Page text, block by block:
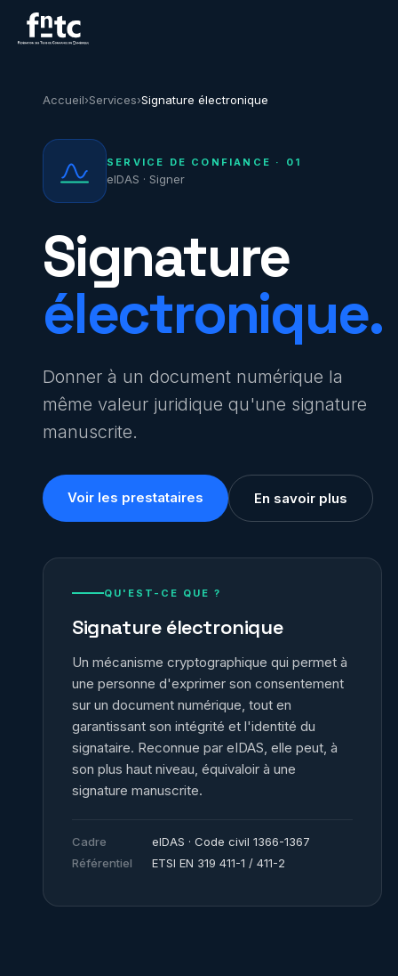
Accueil›Services›Signature électronique
SERVICE DE CONFIANCE · 01
eIDAS · Signer
Signature
électronique.
Donner à un document numérique la
même valeur juridique qu'une signature
manuscrite.
Voir les prestataires En savoir plus
QU'EST-CE QUE ?
Signature électronique
Un mécanisme cryptographique qui permet à
une personne d'exprimer son consentement
sur un document numérique, tout en
garantissant son intégrité et l'identité du
signataire. Reconnue par eIDAS, elle peut, à
son plus haut niveau, équivaloir à une
signature manuscrite.
Cadre
eIDAS · Code civil 1366-1367
Référentiel
ETSI EN 319 411-1 / 411-2